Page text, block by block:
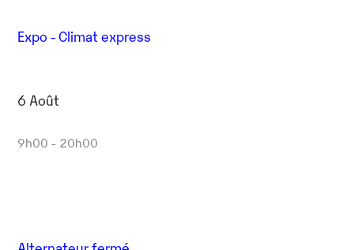
Expo - Climat express
6 Août
9h00 - 20h00